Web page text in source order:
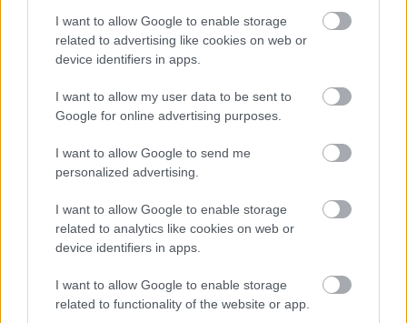
I want to allow Google to enable storage
related to advertising like cookies on web or
device identifiers in apps.
I want to allow my user data to be sent to
Google for online advertising purposes.
I want to allow Google to send me
personalized advertising.
I want to allow Google to enable storage
related to analytics like cookies on web or
device identifiers in apps.
I want to allow Google to enable storage
related to functionality of the website or app.